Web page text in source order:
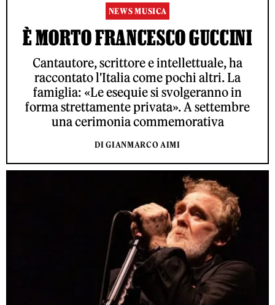
NEWS MUSICA
È MORTO FRANCESCO GUCCINI
Cantautore, scrittore e intellettuale, ha
raccontato l'Italia come pochi altri. La
famiglia: «Le esequie si svolgeranno in
forma strettamente privata». A settembre
una cerimonia commemorativa
DI GIANMARCO AIMI